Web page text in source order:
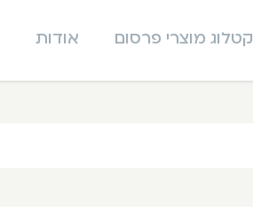
קטלוג מוצרי פרסום אודות